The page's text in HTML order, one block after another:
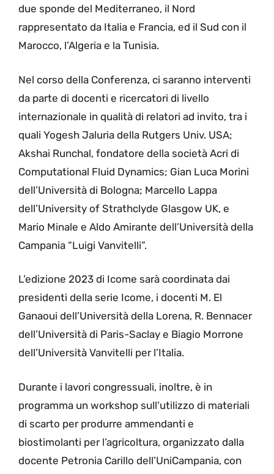
due sponde del Mediterraneo, il Nord
rappresentato da Italia e Francia, ed il Sud con il
Marocco, l’Algeria e la Tunisia.
Nel corso della Conferenza, ci saranno interventi
da parte di docenti e ricercatori di livello
internazionale in qualità di relatori ad invito, tra i
quali Yogesh Jaluria della Rutgers Univ. USA;
Akshai Runchal, fondatore della società Acri di
Computational Fluid Dynamics; Gian Luca Morini
dell’Università di Bologna; Marcello Lappa
dell’University of Strathclyde Glasgow UK, e
Mario Minale e Aldo Amirante dell’Università della
Campania “Luigi Vanvitelli”.
L’edizione 2023 di Icome sarà coordinata dai
presidenti della serie Icome, i docenti M. El
Ganaoui dell’Università della Lorena, R. Bennacer
dell’Università di Paris-Saclay e Biagio Morrone
dell’Università Vanvitelli per l’Italia.
Durante i lavori congressuali, inoltre, è in
programma un workshop sull’utilizzo di materiali
di scarto per produrre ammendanti e
biostimolanti per l’agricoltura, organizzato dalla
docente Petronia Carillo dell’UniCampania, con